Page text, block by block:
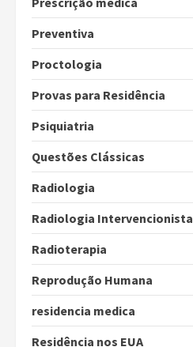
Preventiva
Proctologia
Provas para Residência
Psiquiatria
Questões Clássicas
Radiologia
Radiologia Intervencionista
Radioterapia
Reprodução Humana
residencia medica
Residência nos EUA